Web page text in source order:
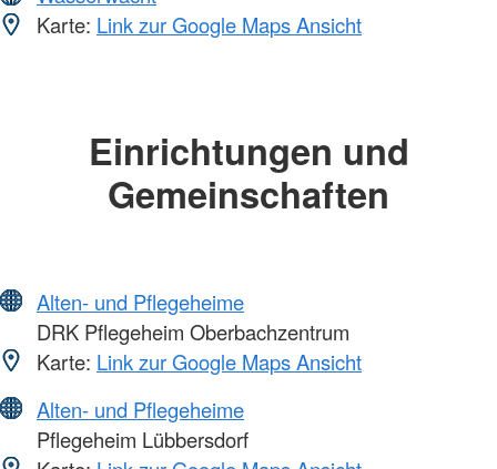
Karte: Link zur Google Maps Ansicht
Einrichtungen und
Gemeinschaften
Alten- und Pflegeheime
DRK Pflegeheim Oberbachzentrum
Karte: Link zur Google Maps Ansicht
Alten- und Pflegeheime
Pflegeheim Lübbersdorf